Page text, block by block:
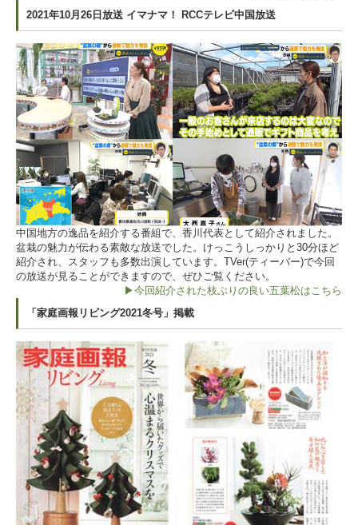
2021年10月26日放送 イマナマ！ RCCテレビ中国放送
中国地方の逸品を紹介する番組で、香川代表として紹介されました。
盆栽の魅力が伝わる素敵な放送でした。けっこうしっかりと30分ほど
紹介され、スタッフも多数出演しています。TVer(ティーバー)で今回
の放送が見ることができますので、ぜひご覧ください。
▶今回紹介された枝ぶりの良い五葉松はこちら
「家庭画報リビング2021冬号」掲載